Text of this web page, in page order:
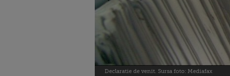
Declaratie de venit. Sursa foto: Mediafax